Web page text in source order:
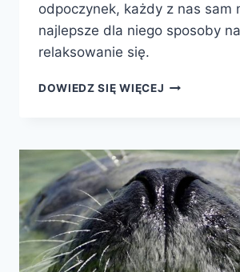
odpoczynek, każdy z nas sam
najlepsze dla niego sposoby na
relaksowanie się.
DOWIEDZ SIĘ WIĘCEJ RECEPTA